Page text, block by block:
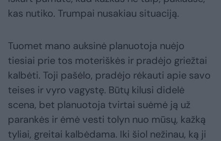
kas nutiko. Trumpai nusakiau situaciją.
Tuomet mano auksinė planuotoja nuėjo
tiesiai prie tos moteriškės ir pradėjo griežtai
kalbėti. Toji pašėlo, pradėjo rėkauti apie savo
teises ir vyro vagystę. Būtų kilusi didelė
scena, bet planuotoja tvirtai suėmė ją už
parankės ir ėmė vesti tolyn nuo mūsų, kažką
tyliai, greitai kalbėdama. Iki šiol nežinau, ką ji